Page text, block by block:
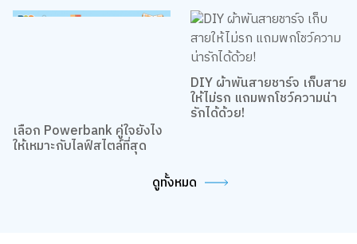
เลือก Powerbank คู่ใจยังไง
DIY ผ้าพันสายชาร์จ เก็บสาย
ให้ไม่รก แถมพกโชว์ความน่า
รักได้ด้วย!